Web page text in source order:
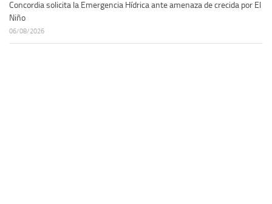
Concordia solicita la Emergencia Hídrica ante amenaza de crecida por El
Niño
06/08/2026